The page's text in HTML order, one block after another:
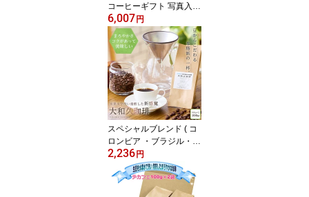
コーヒーギフト 写真入り
ドリップコーヒー おしゃ
れ ギフト 誕生日 コーヒ
ー ギフト 高級 珈琲 敬老
メッセージ 贈答 記念品
プレゼント 誕生日 赤ち
ゃん 子供 父の日 プチギ
フト 父の日 ギフト コー
ヒー プレゼント 大和久
珈琲 送料無料
6,007円
スペシャルブレンド ( コ
ロンビア ・ブラジル・マ
ンデリン ) 100g × 2袋 レ
ギュラーコーヒー 豆 コ
ーヒー 粉 お試し 水素水
焙煎 ブラック コク 香り
2,236円